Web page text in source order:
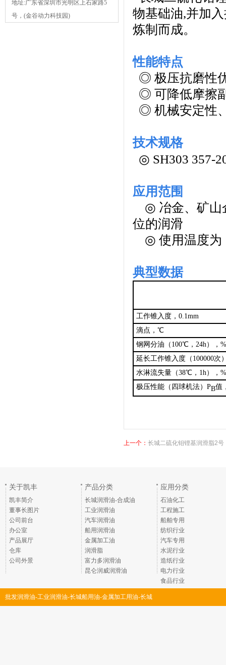
地址:广东省深圳市光明区上石家路5
号，(金谷动力科技园)
物基础油,并加
炼制而成。
性能特点
◎ 极压抗磨性
◎ 可降低摩擦
◎ 机械安定性
技术规格
◎ SH303 357-
应用范围
◎ 冶金、矿
位的润滑
◎ 使用温度为
典型数据
工作锥入度，0.1mm
滴点，℃
钢网分油（100℃，24h），%
延长工作锥入度（100000次
水淋流失量（38℃，1h），%
极压性能（四球机法）PB值
上一个： 长城二硫化钼锂基润滑脂2号
关于凯丰
凯丰简介
董事长图片
公司前台
办公室
产品展厅
仓库
公司外景
产品分类
长城润滑油-合成油
工业润滑油
汽车润滑油
船用润滑油
金属加工油
润滑脂
富力多润滑油
昆仑润威润滑油
应用分类
石油化工
工程施工
船舶专用
纺织行业
汽车专用
水泥行业
造纸行业
电力行业
食品行业
批发润滑油-工业润滑油-长城船用油-金属加工用油-长城